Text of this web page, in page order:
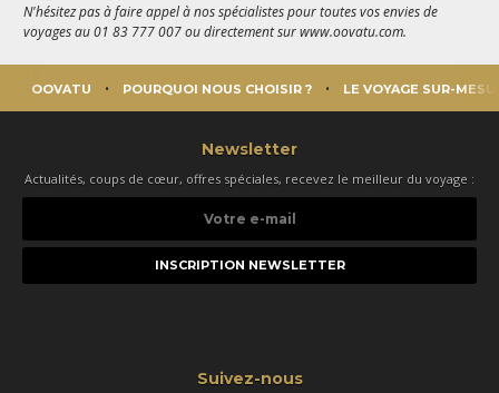
N'hésitez pas à faire appel à nos spécialistes pour toutes vos envies de
voyages au 01 83 777 007 ou directement sur www.oovatu.com.
OOVATU POURQUOI NOUS CHOISIR ? LE VOYAGE SUR-
Newsletter
Actualités, coups de cœur, offres spéciales, recevez le meilleur du voyage :
e-
Suivez-nous